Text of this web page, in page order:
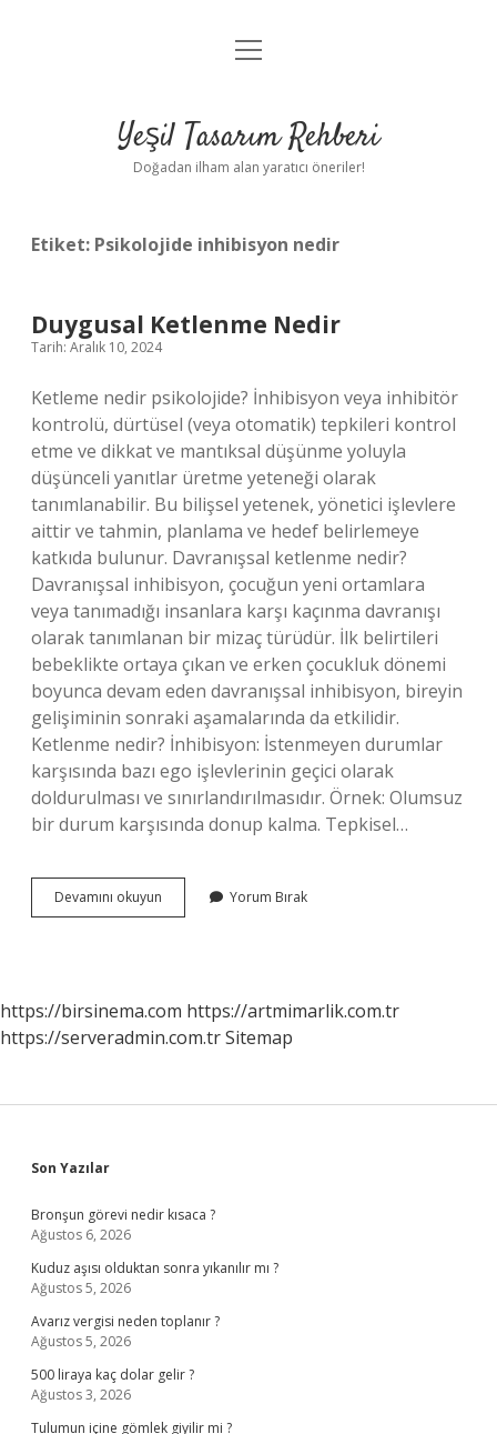
Anasayfa
Yasal Uyarı
menüyü
Yeşil Tasarım Rehberi
Doğadan ilham alan yaratıcı öneriler!
Etiket: Psikolojide inhibisyon nedir
Duygusal Ketlenme Nedir
Tarih: Aralık 10, 2024
Ketleme nedir psikolojide? İnhibisyon veya inhibitör
kontrolü, dürtüsel (veya otomatik) tepkileri kontrol
etme ve dikkat ve mantıksal düşünme yoluyla
düşünceli yanıtlar üretme yeteneği olarak
tanımlanabilir. Bu bilişsel yetenek, yönetici işlevlere
aittir ve tahmin, planlama ve hedef belirlemeye
katkıda bulunur. Davranışsal ketlenme nedir?
Davranışsal inhibisyon, çocuğun yeni ortamlara
veya tanımadığı insanlara karşı kaçınma davranışı
olarak tanımlanan bir mizaç türüdür. İlk belirtileri
bebeklikte ortaya çıkan ve erken çocukluk dönemi
boyunca devam eden davranışsal inhibisyon, bireyin
gelişiminin sonraki aşamalarında da etkilidir.
Ketlenme nedir? İnhibisyon: İstenmeyen durumlar
karşısında bazı ego işlevlerinin geçici olarak
doldurulması ve sınırlandırılmasıdır. Örnek: Olumsuz
bir durum karşısında donup kalma. Tepkisel…
Devamını okuyun Duygusal
Ketlenme
Yorum Bırak
https://birsinema.com https://artmimarlik.com.tr
https://serveradmin.com.trSitemap
Sidebar
Son Yazılar
Bronşun görevi nedir kısaca ?
Ağustos 6, 2026
Kuduz aşısı olduktan sonra yıkanılır mı ?
Ağustos 5, 2026
Avarız vergisi neden toplanır ?
Ağustos 5, 2026
500 liraya kaç dolar gelir ?
Ağustos 3, 2026
Tulumun içine gömlek giyilir mi ?